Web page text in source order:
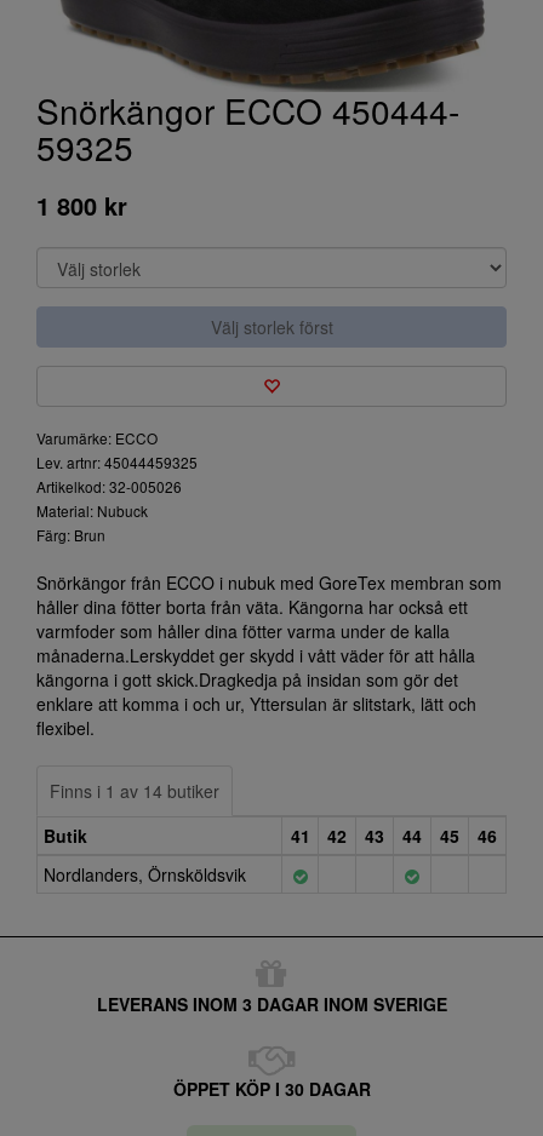
Snörkängor ECCO 450444-
59325
1 800 kr
Välj storlek först
Varumärke: ECCO
Lev. artnr: 45044459325
Artikelkod: 32-005026
Material: Nubuck
Färg: Brun
Snörkängor från ECCO i nubuk med GoreTex membran som
håller dina fötter borta från väta. Kängorna har också ett
varmfoder som håller dina fötter varma under de kalla
månaderna.Lerskyddet ger skydd i vått väder för att hålla
kängorna i gott skick.Dragkedja på insidan som gör det
enklare att komma i och ur, Yttersulan är slitstark, lätt och
flexibel.
Finns i 1 av 14 butiker
Butik
41 42 43 44 45
46
Nordlanders, Örnsköldsvik
LEVERANS INOM 3 DAGAR INOM SVERIGE
ÖPPET KÖP I 30 DAGAR